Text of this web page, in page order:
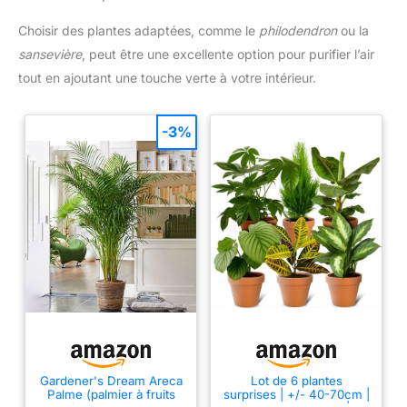
Choisir des plantes adaptées, comme le philodendronou la
sansevière, peut être une excellente option pour purifier l’air
tout en ajoutant une touche verte à votre intérieur.
Gardener's Dream Areca
Palme (palmier à fruits
-3%
Lot de 6 plantes
surprises | +/- 40-70cm |